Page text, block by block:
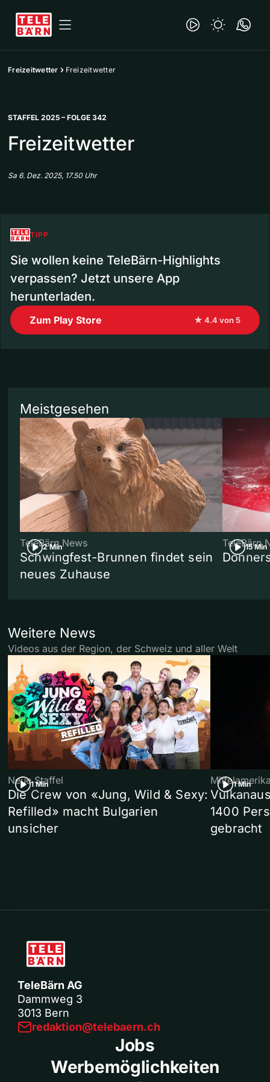
Freizeitwetter Freizeitwetter
STAFFEL 2025 – FOLGE 342
Freizeitwetter
Sa 6. Dez. 2025, 17.50 Uhr
TIPP
Sie wollen keine TeleBärn-Highlights
verpassen? Jetzt unsere App
herunterladen.
Zum Play Store ★ 4.4 von 5
Meistgesehen
2 Min
TeleBärn News
Schwingfest-Brunnen findet sein
neues Zuhause
15 Min
TeleBärn
Weitere News
Videos aus der Region, der Schweiz und aller Welt
1 Min
Neue Staffel
Die Crew von «Jung, Wild & Sexy:
Refilled» macht Bulgarien
unsicher
1 Min
1400
gebracht
TeleBärn AG
Dammweg 3
3013 Bern
redaktion@telebaern.ch
Jobs
Werbemöglichkeiten